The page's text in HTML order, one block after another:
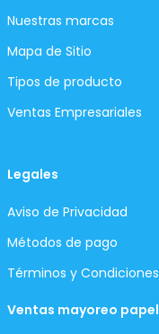
Nuestras marcas
Mapa de Sitio
Tipos de producto
Ventas Empresariales
Legales
Aviso de Privacidad
Métodos de pago
Términos y Condiciones
Ventas mayoreo papel